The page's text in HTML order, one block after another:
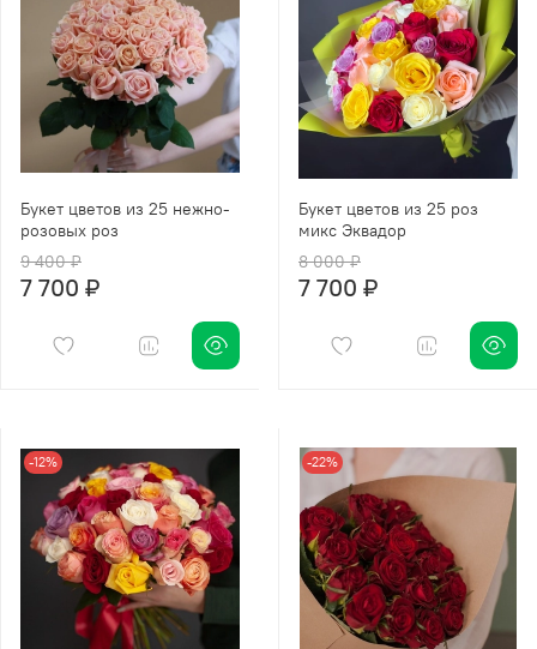
Букет цветов из 25 нежно-
розовых роз
9 400 ₽
7 700 ₽
Букет цветов из 25 роз
микс Эквадор
8 000 ₽
7 700 ₽
-12% -22%